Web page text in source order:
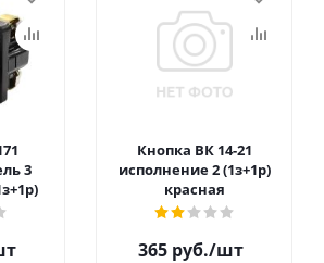
3
Кнопка ВК 14-21
исполнение 2 (1з+1р)
красная
365 руб./шт